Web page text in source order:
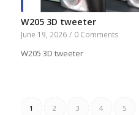
W205 3D tweeter
June 19, 2026 / 0 Comments
W205 3D tweeter
1 2 3 4 5